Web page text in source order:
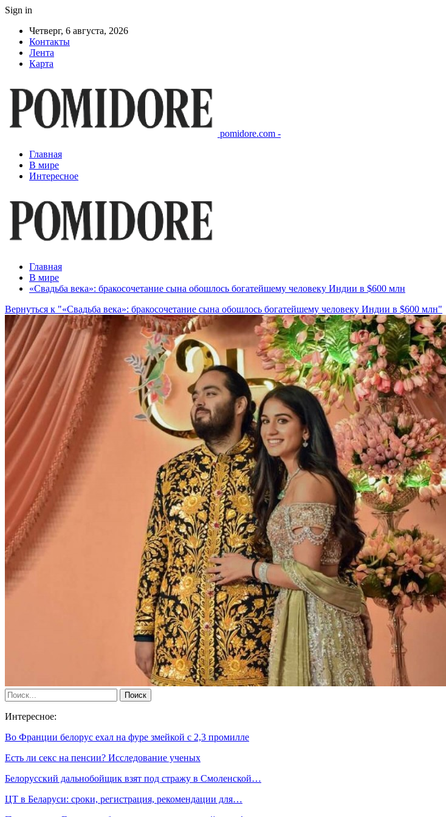
Sign in
Четверг, 6 августа, 2026
Контакты
Лента
Карта
pomidore.com -
Главная
В мире
Интересное
Главная
В мире
«Свадьба века»: бракосочетание сына обошлось богатейшему человеку Индии в $600 млн
Вернуться к "«Свадьба века»: бракосочетание сына обошлось богатейшему человеку Индии в $600 млн"
Интересное:
Во Франции белорус ехал на фуре змейкой с 2,3 промилле
Есть ли секс на пенсии? Исследование ученых
Белорусский дальнобойщик взят под стражу в Смоленской…
ЦТ в Беларуси: сроки, регистрация, рекомендации для…